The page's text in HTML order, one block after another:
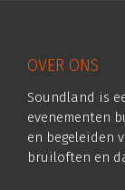
OVER ONS
Soundland is
evenementen
en begeleiden
bruiloften en